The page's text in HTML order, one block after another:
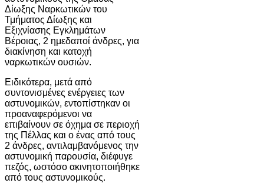
Δίωξης Ναρκωτικών του
Τμήματος Δίωξης και
Εξιχνίασης Εγκλημάτων
Βέροιας, 2 ημεδαποί άνδρες, για
διακίνηση και κατοχή
ναρκωτικών ουσιών.
Ειδικότερα, μετά από
συντονισμένες ενέργειες των
αστυνομικών, εντοπίστηκαν οι
προαναφερόμενοι να
επιβαίνουν σε όχημα σε περιοχή
της Πέλλας και ο ένας από τους
2 άνδρες, αντιλαμβανόμενος την
αστυνομική παρουσία, διέφυγε
πεζός, ωστόσο ακινητοποιήθηκε
από τους αστυνομικούς.